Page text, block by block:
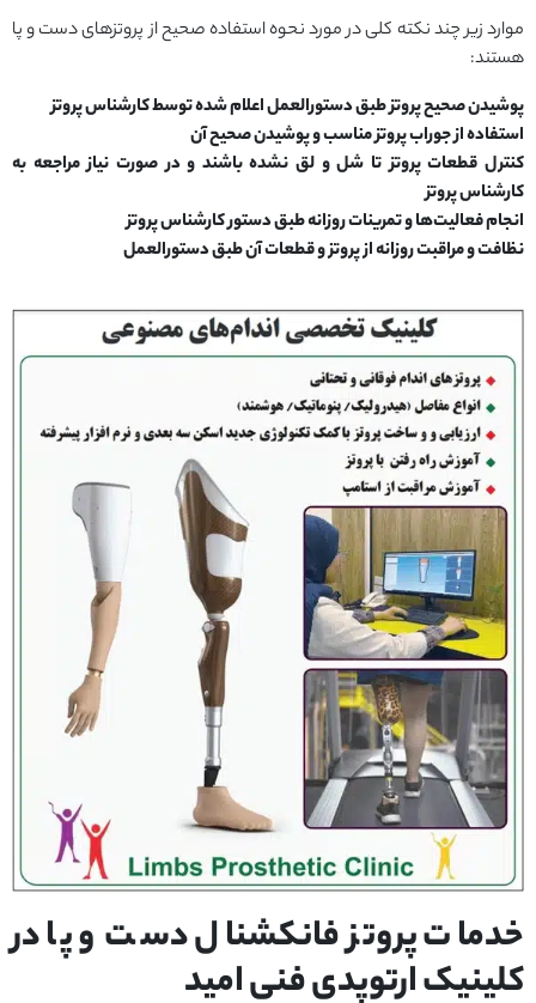
موارد زیر چند نکته کلی در مورد نحوه استفاده صحیح از پروتزهای دست و پا
هستند:
پوشیدن صحیح پروتز طبق دستورالعمل اعلام شده توسط کارشناس پروتز
استفاده از جوراب پروتز مناسب و پوشیدن صحیح آن
کنترل قطعات پروتز تا شل و لق نشده باشند و در صورت نیاز مراجعه به
کارشناس پروتز
انجام فعالیت‌ها و تمرینات روزانه طبق دستور کارشناس پروتز
نظافت و مراقبت روزانه از پروتز و قطعات آن طبق دستورالعمل
خدمات پروتز فانکشنال دست و پا در
کلینیک ارتوپدی فنی امید